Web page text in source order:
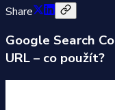
Share
Google Search
URL – co použít?